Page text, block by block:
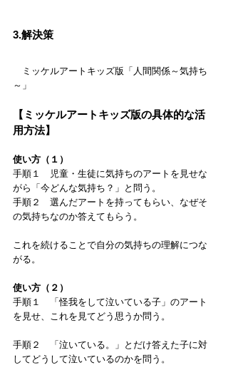
3.解決策
ミッケルアートキッズ版「人間関係～気持ち
～」
【ミッケルアートキッズ版の具体的な活
用方法】
使い方（１）
手順１　児童・生徒に気持ちのアートを見せな
がら「今どんな気持ち？」と問う。
手順２　選んだアートを持ってもらい、なぜそ
の気持ちなのか答えてもらう。
これを続けることで自分の気持ちの理解につな
がる。
使い方（２）
手順１　「怪我をして泣いている子」のアート
を見せ、これを見てどう思うか問う。
手順２　「泣いている。」とだけ答えた子に対
してどうして泣いているのかを問う。